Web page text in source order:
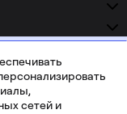
27001
сетей и